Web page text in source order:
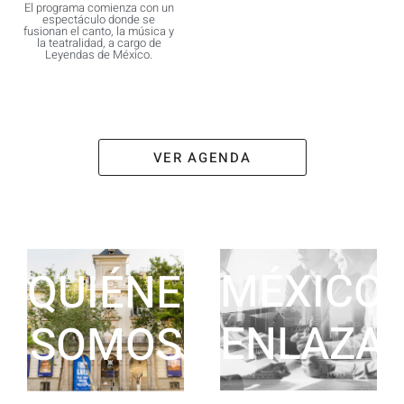
El programa comienza con un
espectáculo donde se
fusionan el canto, la música y
la teatralidad, a cargo de
Leyendas de México.
VER AGENDA
QUIÉNES
SOMOS
MÉXICO
ENLAZA